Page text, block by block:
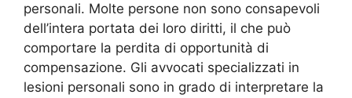
personali. Molte persone non sono consapevoli
dell’intera portata dei loro diritti, il che può
comportare la perdita di opportunità di
compensazione. Gli avvocati specializzati in
lesioni personali sono in grado di interpretare la